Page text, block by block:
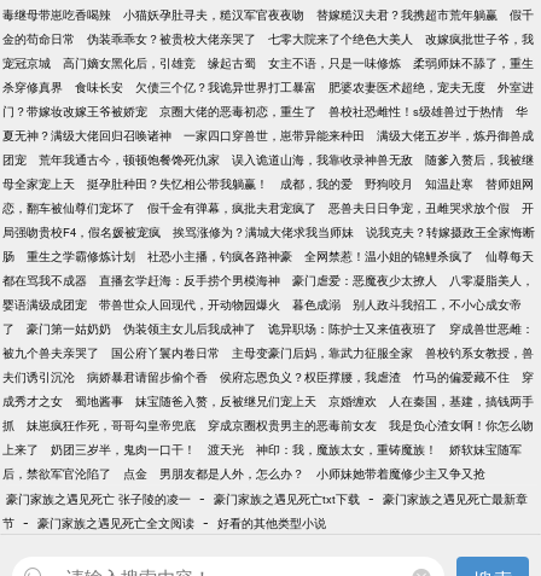
毒继母带崽吃香喝辣
小猫妖孕肚寻夫，糙汉军官夜夜吻 替嫁糙汉夫君？我携超市荒年躺赢
假千
金的苟命日常
伪装乖乖女？被贵校大佬亲哭了 七零大院来了个绝色大美人
改嫁疯批世子爷，我
宠冠京城
高门嫡女黑化后，引雄竞 缘起古蜀 女主不语，只是一味修炼
柔弱师妹不舔了，重生
杀穿修真界
食味长安 欠债三个亿？我诡异世界打工暴富 肥婆农妻医术超绝，宠夫无度
外室进
门？带嫁妆改嫁王爷被娇宠
京圈大佬的恶毒初恋，重生了 兽校社恐雌性！s级雄兽过于热情
华
夏无神？满级大佬回归召唤诸神
一家四口穿兽世，崽带异能来种田
满级大佬五岁半，炼丹御兽成
团宠
荒年我通古今，顿顿饱餐馋死仇家 误入诡道山海，我靠收录神兽无敌
随爹入赘后，我被继
母全家宠上天
挺孕肚种田？失忆相公带我躺赢！ 成都，我的爱 野狗咬月 知温赴寒
替师姐网
恋，翻车被仙尊们宠坏了
假千金有弹幕，疯批夫君宠疯了 恶兽夫日日争宠，丑雌哭求放个假
开
局强吻贵校F4，假名媛被宠疯
挨骂涨修为？满城大佬求我当师妹
说我克夫？转嫁摄政王全家悔断
肠
重生之学霸修炼计划 社恐小主播，钓疯各路神豪 全网禁惹！温小姐的锦鲤杀疯了
仙尊每天
都在骂我不成器
直播玄学赶海：反手捞个男模海神 豪门虐爱：恶魔夜少太撩人
八零凝脂美人，
婴语满级成团宠
带兽世众人回现代，开动物园爆火 暮色成溺
别人政斗我招工，不小心成女帝
了
豪门第一姑奶奶 伪装领主女儿后我成神了 诡异职场：陈护士又来值夜班了
穿成兽世恶雌：
被九个兽夫亲哭了
国公府丫鬟内卷日常 主母变豪门后妈，靠武力征服全家
兽校钓系女教授，兽
夫们诱引沉沦
病娇暴君请留步偷个香 侯府忘恩负义？权臣撑腰，我虐渣 竹马的偏爱藏不住
穿
成秀才之女
蜀地酱事 妹宝随爸入赘，反被继兄们宠上天 京婚缠欢
人在秦国，基建，搞钱两手
抓
妹崽疯狂作死，哥哥勾皇帝兜底 穿成京圈权贵男主的恶毒前女友
我是负心渣女啊！你怎么吻
上来了
奶团三岁半，鬼肉一口干！ 渡天光 神印：我，魔族太女，重铸魔族！
娇软妹宝随军
后，禁欲军官沦陷了
点金 男朋友都是人外，怎么办？
小师妹她带着魔修少主又争又抢
豪门家族之遇见死亡 张子陵的凌一 - 豪门家族之遇见死亡txt下载 - 豪门家族之遇见死亡最新章
节 - 豪门家族之遇见死亡全文阅读 - 好看的其他类型小说